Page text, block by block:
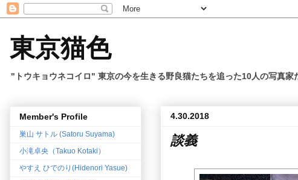
東京猫色
"トウキョウネコイロ" 東京の今を生きる野良猫たちを追った10人の写真家
4.30.2018
談義
Member's Profile
巣山 サトル (Satoru Suyama)
小滝卓央（Takuo Kotaki）
やすえ ひでのり(Hidenori Yasue)